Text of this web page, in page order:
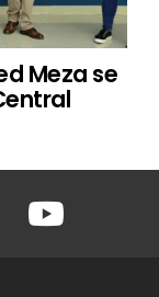
Meza se
Youtube